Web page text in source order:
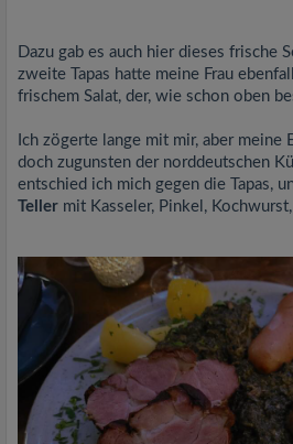
Dazu gab es auch hier dieses frische
zweite Tapas hatte meine Frau
frischem Salat, der, wie schon oben
Ich zögerte lange mit mir, aber meine
doch zugunsten der norddeutschen
entschied ich mich gegen die Tapas,
Teller mit Kasseler, Pinkel,